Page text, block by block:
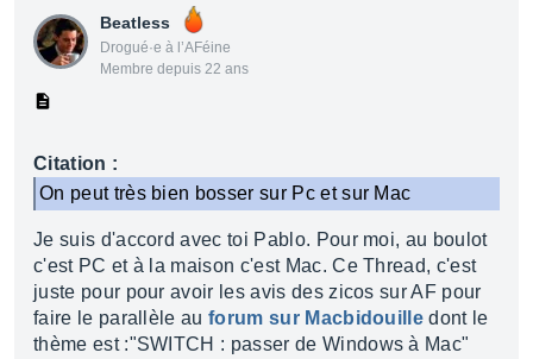
Beatless
Drogué·e à l’AFéine
Membre depuis 22 ans
Citation :
On peut très bien bosser sur Pc et sur Mac
Je suis d'accord avec toi Pablo. Pour moi, au boulot
c'est PC et à la maison c'est Mac. Ce Thread, c'est
juste pour pour avoir les avis des zicos sur AF pour
faire le parallèle auforum sur Macbidouille dont le
thème est :"SWITCH : passer de Windows à Mac"